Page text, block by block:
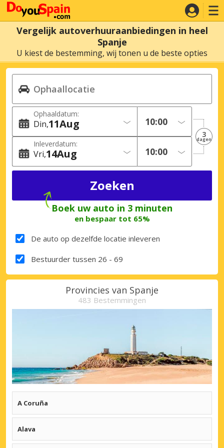
Vergelijk autoverhuuraanbiedingen in heel
Spanje
U kiest de bestemming, wij tonen u de beste opties
Ophaaldatum:
Din 11Aug
Inleverdatum:
Vri 14Aug
3
dagen
Boek uw auto in 3 minuten
en bespaar tot 65%
De auto op dezelfde locatie inleveren
Bestuurder tussen 26 - 69
Provincies van Spanje
483 Bestemmingen
A Coruña
Coruña
Coruña Vliegveld
Coruña Treinstation
Alava
Vitoria